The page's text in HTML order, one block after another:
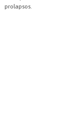
prolapsos.